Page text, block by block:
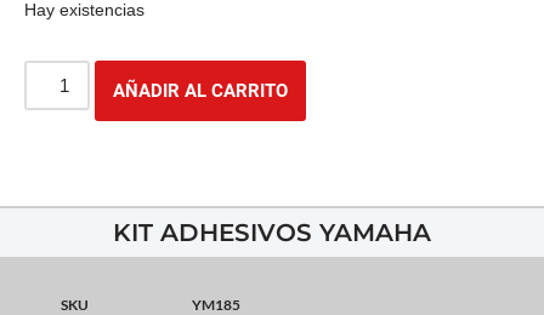
Hay existencias
AÑADIR AL CARRITO
KIT ADHESIVOS YAMAHA
SKU
YM185